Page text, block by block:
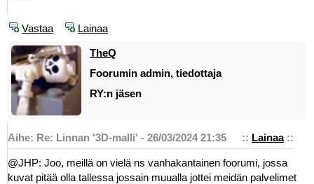
Vastaa Lainaa
TheQ
Foorumin admin, tiedottaja
RY:n jäsen
:: Lainaa::
Aihe: Re: Linnan '3D-malli' - 26/03/2024 21:35
@JHP: Joo, meillä on vielä ns vanhakantainen foorumi, jossa
kuvat pitää olla tallessa jossain muualla jottei meidän palvelimet